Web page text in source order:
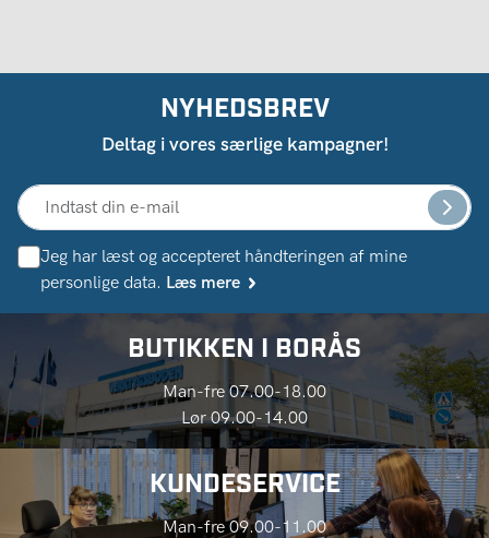
NYHEDSBREV
Deltag i vores særlige kampagner!
Jeg har læst og accepteret håndteringen af ​​mine
personlige data. Læs mere
BUTIKKEN I BORÅS
Man-fre 07.00-18.00
Lør 09.00-14.00
KUNDESERVICE
Man-fre 09.00-11.00